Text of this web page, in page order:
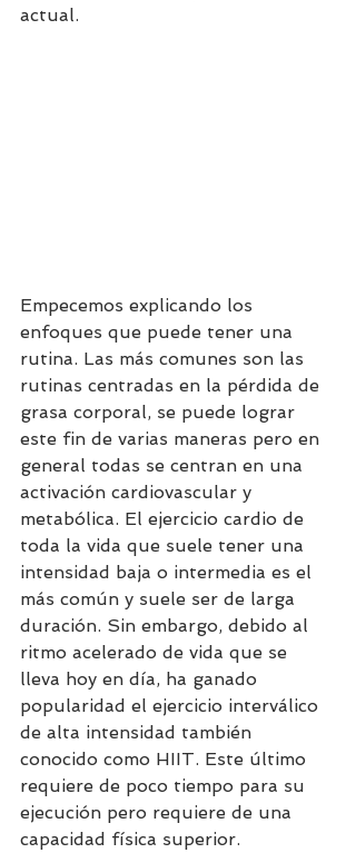
actual.
Empecemos explicando los
enfoques que puede tener una
rutina. Las más comunes son las
rutinas centradas en la pérdida de
grasa corporal, se puede lograr
este fin de varias maneras pero en
general todas se centran en una
activación cardiovascular y
metabólica. El ejercicio cardio de
toda la vida que suele tener una
intensidad baja o intermedia es el
más común y suele ser de larga
duración. Sin embargo, debido al
ritmo acelerado de vida que se
lleva hoy en día, ha ganado
popularidad el ejercicio interválico
de alta intensidad también
conocido como HIIT. Este último
requiere de poco tiempo para su
ejecución pero requiere de una
capacidad física superior.